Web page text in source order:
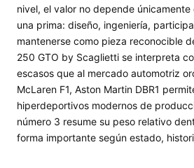
nivel, el valor no depende
una prima: diseño, ingeniería,
mantenerse como pieza reconocible
250 GTO by Scaglietti se interpreta
escasos que al mercado automotriz
McLaren F1, Aston Martin DBR1
hiperdeportivos modernos de
número 3 resume su peso relativo
forma importante según estado,